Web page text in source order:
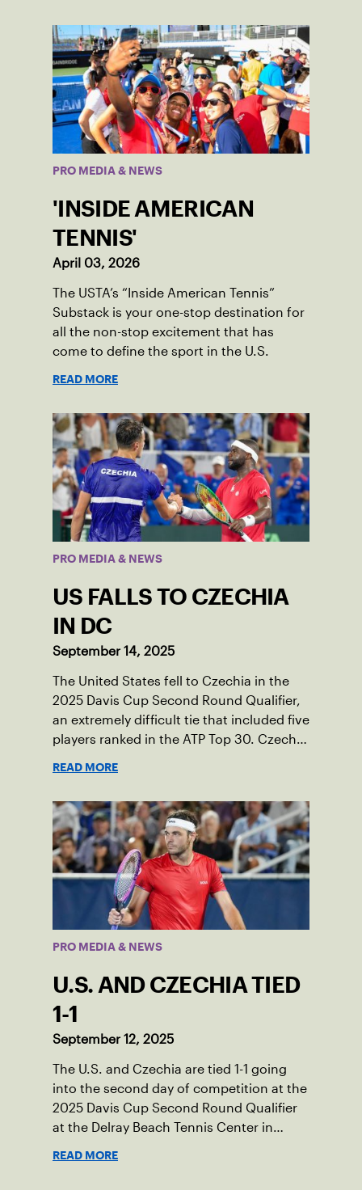
PRO MEDIA & NEWS
'INSIDE AMERICAN
TENNIS'
April 03, 2026
The USTA’s “Inside American Tennis”
Substack is your one-stop destination for
all the non-stop excitement that has
come to define the sport in the U.S.
READ MORE
PRO MEDIA & NEWS
US FALLS TO CZECHIA
IN DC
September 14, 2025
The United States fell to Czechia in the
2025 Davis Cup Second Round Qualifier,
an extremely difficult tie that included five
players ranked in the ATP Top 30. Czechia
READ MORE
PRO MEDIA & NEWS
U.S. AND CZECHIA TIED
1-1
September 12, 2025
The U.S. and Czechia are tied 1-1 going
into the second day of competition at the
2025 Davis Cup Second Round Qualifier
at the Delray Beach Tennis Center in
READ MORE